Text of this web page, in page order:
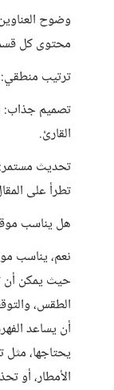
وضوح
محتوى كل
ترتيب
تصميم جذاب:
القارئ.
تحديث
تطرأ على
هل يناسب
نعم، يناسب
حيث يمكن أن
الطقس،
أن يساعد
يحتاجها، مثل
الأمطار، أو